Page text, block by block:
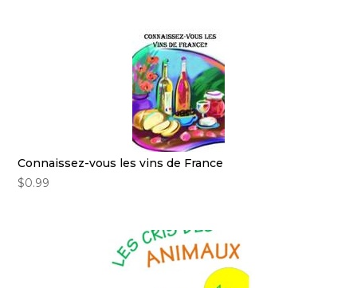
Connaissez-vous les vins de France
$0.99